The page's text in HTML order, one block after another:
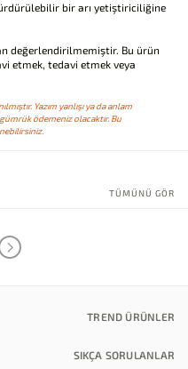
bir arı yetiştiriciliğine
değerlendirilmemiştir. Bu ürün
etmek, tedavi etmek veya
Yazım yanlışı ya da anlam
ödemeniz olacaktır. Bu
TÜMÜNÜ GÖR
TREND ÜRÜNLER
SIKÇA SORULANLAR